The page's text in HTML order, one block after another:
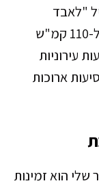
מתחיל "לאבד
נשימה", והמהירות המרבית נעה בין 99 ל-110 קמ"ש
עירוניות
ארוכות
הוא זמינות